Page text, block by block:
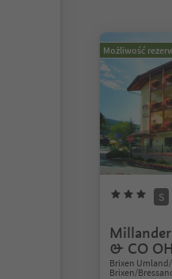
Możliwość
S
& CO
Brixen
Brixen/